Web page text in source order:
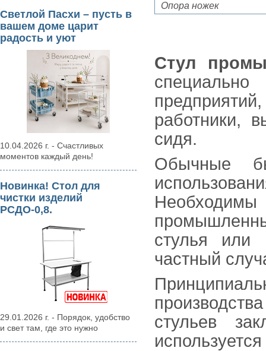
Светлой Пасхи – пусть в
вашем доме царит
радость и уют
10.04.2026 г. - Счастливых
моментов каждый день!
Новинка! Стол для
чистки изделий
РСДО-0,8.
29.01.2026 г. - Порядок, удобство
и свет там, где это нужно
Опора ножек
Стул
работники,
сидя.
Обычные
Необходимы
стулья или
частный
стульев